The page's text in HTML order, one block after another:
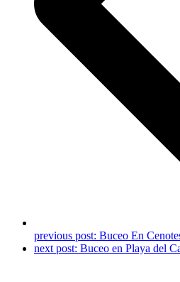
previous post: Buceo En
next post: Buceo en Playa del